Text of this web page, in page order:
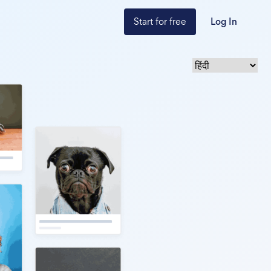
Start for free Log In